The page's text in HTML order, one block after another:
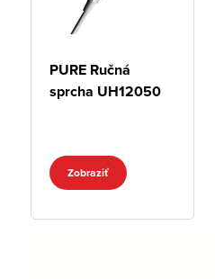
PURE Ručná
sprcha UH12050
Zobraziť